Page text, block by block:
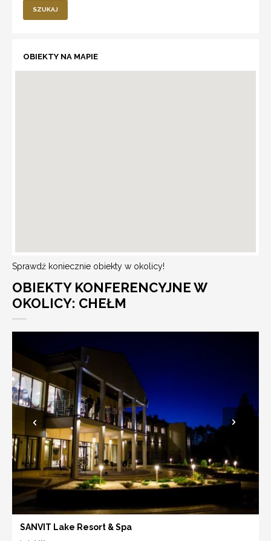
SZUKAJ
OBIEKTY NA MAPIE
Sprawdź koniecznie obiekty w okolicy!
OBIEKTY KONFERENCYJNE W
OKOLICY: CHEŁM
SANVIT Lake Resort & Spa